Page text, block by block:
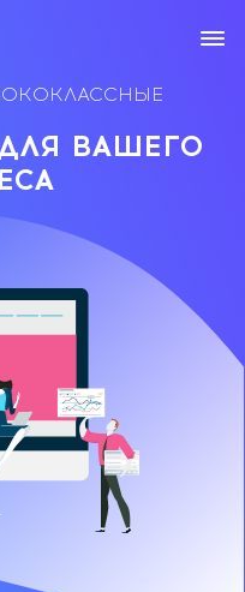
ВАШЕГО